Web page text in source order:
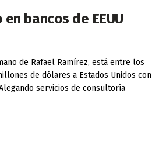
bancos de EEUU
de Rafael Ramírez, está entre los
de dólares a Estados Unidos con
servicios de consultoría